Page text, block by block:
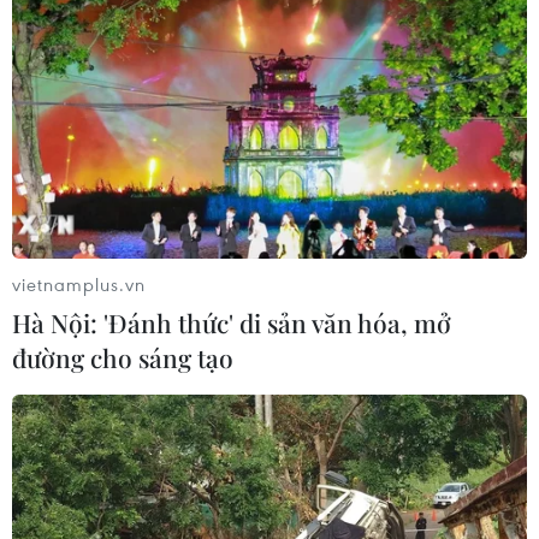
Tây Ban Nha nỗ lực khôi phục trật tự
sau cuộc khủng hoảng chưa từng có
03/08/2026 03:55
EU chính thức áp dụng quy định gắn
nhãn nội dung do AI tạo ra
03/08/2026 03:11
Hy Lạp: Hai trực thăng va chạm khi
chữa cháy rừng, 2 phi công thiệt
mạng
03/08/2026 01:39
vietnamplus.vn
Hà Nội: 'Đánh thức' di sản văn hóa, mở
đường cho sáng tạo